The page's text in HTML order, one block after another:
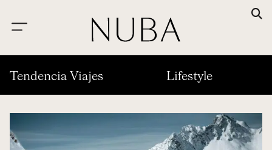
Tendencia Viajes Lifestyle